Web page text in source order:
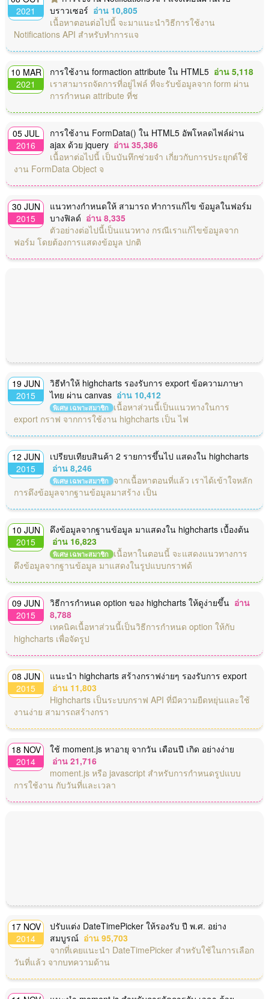
2021
บราวเซอร์ อ่าน 10,805
เนื้อหาตอนต่อไปนี้ จะมาแนะนำวิธีการใช้งาน
Notifications API สำหรับทำการแจ
10 MAR
2021
การใช้งาน formaction attribute ใน HTML5 อ่าน 5,118
เราสามารถจัดการที่อยู่ไฟล์ ที่จะรับข้อมูลจาก form ผ่าน
การกำหนด attribute ที่ช
05 JUL
2016
การใช้งาน FormData() ใน HTML5 อัพโหลดไฟล์ผ่าน
ajax ด้วย jquery อ่าน 35,386
เนื้อหาต่อไปนี้ เป็นบันทึกช่วยจำ เกี่ยวกับการประยุกต์ใช้
งาน FormData Object จ
30 JUN
2015
แนวทางกำหนดให้ สามารถ ทำการแก้ไข ข้อมูลในฟอร์ม
บางฟิลด์ อ่าน 8,335
ตัวอย่างต่อไปนี้เป็นแนวทาง กรณีเราแก้ไขข้อมูลจาก
ฟอร์ม โดยต้องการแสดงข้อมูล ปกติ
19 JUN
2015
วิธีทำให้ highcharts รองรับการ export ข้อความภาษา
ไทย ผ่าน canvas อ่าน 10,412
พิเศษ เฉพาะสมาชิก เนื้อหาส่วนนี้เป็นแนวทางในการ
export กราฟ จากการใช้งาน highcharts เป็น ไฟ
12 JUN
2015
เปรียบเทียบสินค้า 2 รายการขึ้นไป แสดงใน highcharts
อ่าน 8,246
พิเศษ เฉพาะสมาชิก จากเนื้อหาตอนที่แล้ว เราได้เข้าใจหลัก
การดึงข้อมูลจากฐานข้อมูลมาสร้าง เป็น
10 JUN
2015
ดึงข้อมูลจากฐานข้อมูล มาแสดงใน highcharts เบื้องต้น
อ่าน 16,823
พิเศษ เฉพาะสมาชิก เนื้อหาในตอนนี้ จะแสดงแนวทางการ
ดึงข้อมูลจากฐานข้อมูล มาแสดงในรูปแบบกราฟด้
09 JUN
2015
วิธีการกำหนด option ของ highcharts ให้ดูง่ายขึ้น อ่าน
8,788
เทคนิคเนื้อหาส่วนนี้เป็นวิธีการกำหนด option ให้กับ
highcharts เพื่อจัดรูป
08 JUN
2015
แนะนำ highcharts สร้างกราฟง่ายๆ รองรับการ export
อ่าน 11,803
Highcharts เป็นระบบกราฟ API ที่มีความยืดหยุ่นและใช้
งานง่าย สามารถสร้างกรา
18 NOV
2014
ใช้ moment.js หาอายุ จากวัน เดือนปี เกิด อย่างง่าย
อ่าน 21,716
moment.js หรือ javascript สำหรับการกำหนดรูปแบบ
การใช้งาน กับวันที่และเวลา
17 NOV
2014
ปรับแต่ง DateTimePicker ให้รองรับ ปี พ.ศ. อย่าง
สมบูรณ์ อ่าน 95,703
จากที่เคยแนะนำ DateTimePicker สำหรับใช้ในการเลือก
วันที่แล้ว จากบทความด้าน